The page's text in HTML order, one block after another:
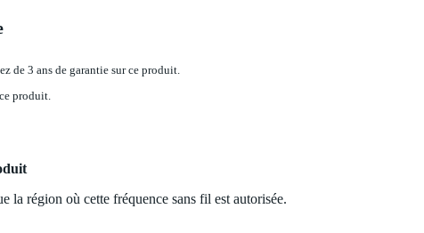
de 3 ans de garantie sur ce produit.
produit.
la région où cette fréquence sans fil est autorisée.